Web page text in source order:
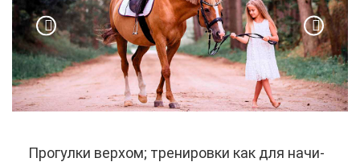
Про­гул­ки вер­хом; тре­ни­ров­ки как для на­чи­